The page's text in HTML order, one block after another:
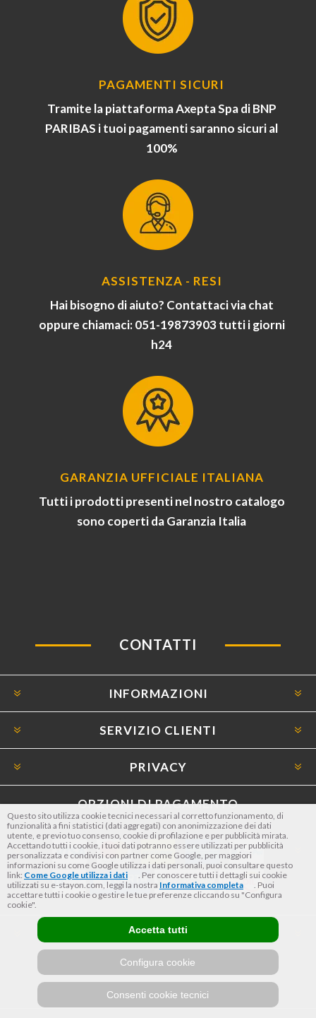
PAGAMENTI SICURI
Tramite la piattaforma Axepta Spa di BNP
PARIBAS i tuoi pagamenti saranno sicuri al
100%
ASSISTENZA - RESI
Hai bisogno di aiuto? Contattaci via chat
oppure chiamaci: 051-19873903 tutti i giorni
h24
GARANZIA UFFICIALE ITALIANA
Tutti i prodotti presenti nel nostro catalogo
sono coperti da Garanzia Italia
CONTATTI
INFORMAZIONI
SERVIZIO CLIENTI
PRIVACY
OPZIONI DI PAGAMENTO
SEGUICI
Questo sito utilizza cookie tecnici necessari al corretto funzionamento, di
funzionalità a fini statistici (dati aggregati) con anonimizzazione dei dati
utente, e previo tuo consenso, cookie di profilazione e per pubblicità mirata.
Accettando tutti i cookie, i tuoi dati potranno essere utilizzati per pubblicità
personalizzata e condivisi con partner come Google, per maggiori
informazioni su come Google utilizza i dati personali, puoi consultare questo
link: Come Google utilizza i dati
. Per conoscere tutti i dettagli sui cookie
utilizzati su e-stayon.com, leggi la nostra Informativa completa
. Puoi
accettare tutti i cookie o gestire le tue preferenze cliccando su "Configura
cookie".
Consenti cookie tecnici
Configura cookie
Accetta tutti